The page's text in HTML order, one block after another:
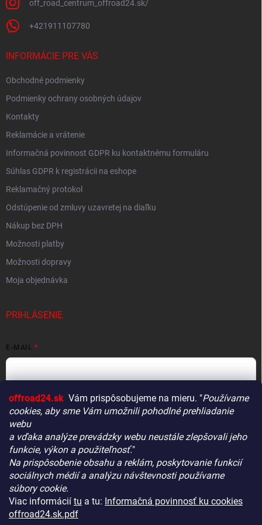
offroad24.sk Vám prispôsobujeme na mieru. "Používame
cookies, aby sme Vám umožnili pohodlné prehliadanie
webu
a vďaka analýze prevádzky webu neustále zlepšovali jeho
funkcie, výkon a použiteľnosť."
Na prispôsobenie obsahu a reklám, poskytovanie funkcií
sociálnych médií a analýzu návštevnosti používame
súbory cookie.
Viac informácií tu a tu: Informačná povinnosť ku cookies
offroad24.sk.pdf
Vitajte! Aby bolo hľadanie tých správnych dielov pre vaše
vozidlo čo najrýchlejšie a najpresnejšie, máme pre vás
malý tip:
Začnite výberom vášho vozidla– Týmto krokom si
zaistíte, že uvidíte len kompatibilné produkty.
off_road_centrum_offroad24.sk/
+421911107780
INFORMÁCIE PRE VÁS
Obchodné podmienky
Podmienky ochrany osobných údajov
Kontakty
Reklamácie a vrátenie
Informačná povinnost GDPR ku kontaktnému formuláru
Súhlas GDPR k registrácii na eshope
Reklamačný protokol
Odstúpenie od zmluvy uzavretej na diaľku
Nákup bez DPH
Možnosti platby
Možnosti dopravy
Moja objednávka
PRIHLÁSENIE
E-MAIL
HESLO
Prihlásiť sa
Nová registrácia Zabudnuté heslo